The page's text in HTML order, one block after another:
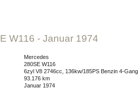
W116 - Januar 1974
Mercedes
280SE W116
6zyl V8 2746cc, 136kw/185PS Benzin 4-
93.176 km
Januar 1974